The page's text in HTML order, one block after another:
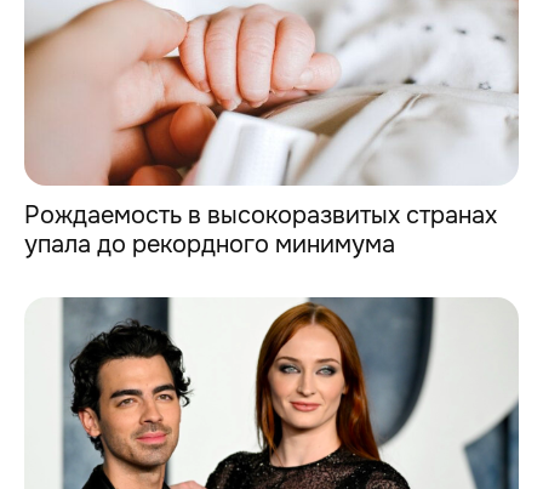
Рождаемость в высокоразвитых странах
упала до рекордного минимума